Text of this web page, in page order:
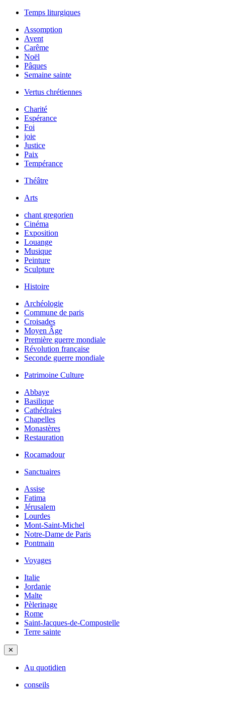
Temps liturgiques
Assomption
Avent
Carême
Noël
Pâques
Semaine sainte
Vertus chrétiennes
Charité
Espérance
Foi
joie
Justice
Paix
Tempérance
Théâtre
Arts
chant gregorien
Cinéma
Exposition
Louange
Musique
Peinture
Sculpture
Histoire
Archéologie
Commune de paris
Croisades
Moyen Âge
Première guerre mondiale
Révolution française
Seconde guerre mondiale
Patrimoine Culture
Abbaye
Basilique
Cathédrales
Chapelles
Monastères
Restauration
Rocamadour
Sanctuaires
Assise
Fatima
Jérusalem
Lourdes
Mont-Saint-Michel
Notre-Dame de Paris
Pontmain
Voyages
Italie
Jordanie
Malte
Pèlerinage
Rome
Saint-Jacques-de-Compostelle
Terre sainte
✕
Au quotidien
conseils